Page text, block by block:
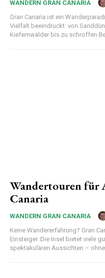
WANDERN GRAN CANARIA
Gran Canaria ist ein
Vielfalt beeindruckt: von
Kiefernwälder bis zu schroffen
Wandertouren für
Canaria
WANDERN GRAN CANARIA
Keine Wandererfahrung? Gran
Einsteiger. Die Insel bietet viele
spektakulären Aussichten – ohne